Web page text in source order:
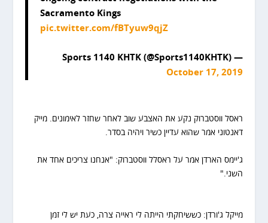
Sacramento Kings
pic.twitter.com/fBTyuw9qjZ
— Sports 1140 KHTK (@Sports1140KHTK)
October 17, 2019
ראסל ווסטברוק נקע את האצבע שוב לאחר שחזר לאימונים. מייק
דאנטוני אמר שהוא עדיין כשיר ויהיה בסדר.
ג'יימס הארדן אמר על ראסלל ווסטברוק: "אנחנו צריכים אחד את
השני."
מייקל ג'ורדן: כששיחקתי הייתה לי ראייה צרה, כעת יש לי זמן